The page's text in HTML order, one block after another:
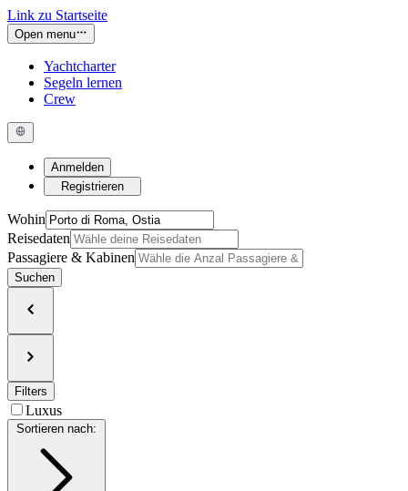
Link zu Startseite
Open menu
Yachtcharter
Segeln lernen
Crew
Anmelden
Registrieren
Wohin
Reisedaten
Passagiere & Kabinen
Suchen
Filters
Luxus
Sortieren nach